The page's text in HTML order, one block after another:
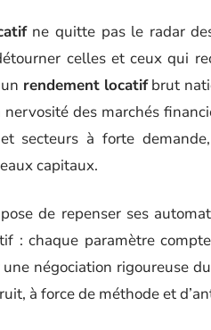
ne quitte pas le radar
celles et ceux qui
rendement locatifbrut
des marchés
secteurs à forte
capitaux.
de repenser ses
: chaque paramètre
négociation rigoureuse
à force de méthode et